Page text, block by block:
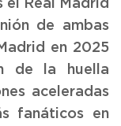
Real Madrid
de ambas
en 2025
de la huella
aceleradas
fanáticos en